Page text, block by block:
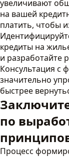
увеличивают
на вашей
платить, чтобы
кредиты на
и разработайте
Консультация с
значительно
быстрее
по
Процесс